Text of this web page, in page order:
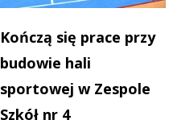
Kończą się prace przy
budowie hali
sportowej w Zespole
Szkół nr 4